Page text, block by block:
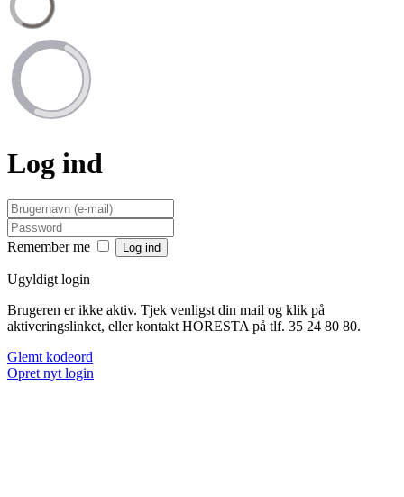
Log ind
Remember me
Ugyldigt login
Brugeren er ikke aktiv. Tjek venligst din mail og klik på
aktiveringslinket, eller kontakt HORESTA på tlf. 35 24 80 80.
Glemt kodeord
Opret nyt login